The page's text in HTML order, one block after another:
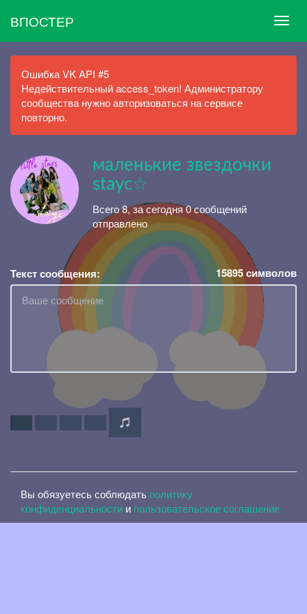
ВПОСТЕР
Ошибка VK API #5
Недействительный access_token! Администратору
сообщества нужно авторизоваться на сервисе
повторно.
маленькие звездочки
stayc☆
Всего 8, за сегодня 0 сообщений
отправлено
Текст сообщения: 15895символов
Вы обязуетесь соблюдать политику
конфиденциальности и пользовательское соглашение